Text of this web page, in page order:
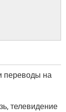
переводы на
телевидение